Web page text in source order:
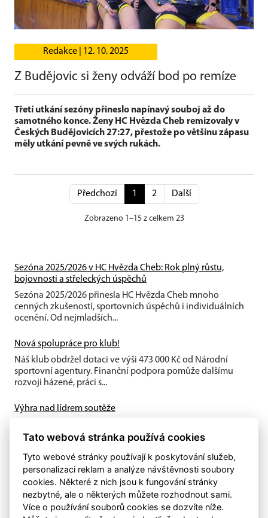
Redakce | 12. 10. 2025
Z Budějovic si ženy odváží bod po remíze
Třetí utkání sezóny přineslo napínavý souboj až do
samotného konce. Ženy HC Hvězda Cheb remizovaly v
Českých Budějovicích 27:27, přestože po většinu zápasu
měly utkání pevně ve svých rukách.
Předchozí 1 2 Další
Zobrazeno 1–15 z celkem 23
Sezóna 2025/2026 v HC Hvězda Cheb: Rok plný růstu,
bojovnosti a střeleckých úspěchů
Sezóna 2025/2026 přinesla HC Hvězda Cheb mnoho
cenných zkušeností, sportovních úspěchů i individuálních
ocenění. Od nejmladších...
Nová spolupráce pro klub!
Náš klub obdržel dotaci ve výši 473 000 Kč od Národní
sportovní agentury. Finanční podpora pomůže dalšímu
rozvoji házené, práci s...
Výhra nad lídrem soutěže
Na domácí palubovce porazily vedoucí tým 1. ligy žen 1. SC
Tato webová stránka používá cookies
Tyto webové stránky používají k poskytování služeb,
personalizaci reklam a analýze návštěvnosti soubory
cookies. Některé z nich jsou k fungování stránky
nezbytné, ale o některých můžete rozhodnout sami.
Více o používání souborů cookies se dozvíte níže.